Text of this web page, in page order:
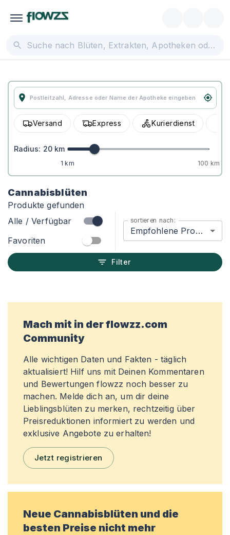
Versand Express Kurierdienst
Radius: 20 km
1 km 100 km
Cannabisblüten
Produkte gefunden
Alle / Verfügbar
Favoriten
sortieren nach:
Empfohlene Produkte
Filter
Mach mit in der flowzz.com
Community
Alle wichtigen Daten und Fakten - täglich
aktualisiert! Hilf uns mit Deinen Kommentaren
und Bewertungen flowzz noch besser zu
machen. Melde dich an, um dir deine
Lieblingsblüten zu merken, rechtzeitig über
Preisreduktionen informiert zu werden und
exklusive Angebote zu erhalten!
Jetzt registrieren
Neue Cannabisblüten und die
besten Preise nicht mehr